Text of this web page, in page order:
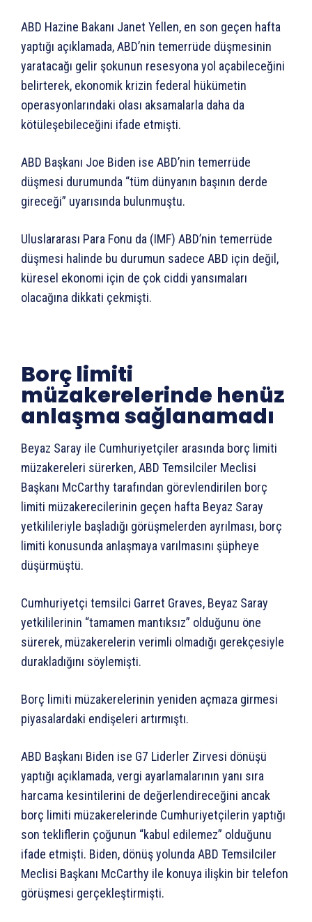
ABD Hazine Bakanı Janet Yellen, en son geçen hafta
yaptığı açıklamada, ABD’nin temerrüde düşmesinin
yaratacağı gelir şokunun resesyona yol açabileceğini
belirterek, ekonomik krizin federal hükümetin
operasyonlarındaki olası aksamalarla daha da
kötüleşebileceğini ifade etmişti.
ABD Başkanı Joe Biden ise ABD’nin temerrüde
düşmesi durumunda “tüm dünyanın başının derde
gireceği” uyarısında bulunmuştu.
Uluslararası Para Fonu da (IMF) ABD’nin temerrüde
düşmesi halinde bu durumun sadece ABD için değil,
küresel ekonomi için de çok ciddi yansımaları
olacağına dikkati çekmişti.
Borç limiti
müzakerelerinde henüz
anlaşma sağlanamadı
Beyaz Saray ile Cumhuriyetçiler arasında borç limiti
müzakereleri sürerken, ABD Temsilciler Meclisi
Başkanı McCarthy tarafından görevlendirilen borç
limiti müzakerecilerinin geçen hafta Beyaz Saray
yetkilileriyle başladığı görüşmelerden ayrılması, borç
limiti konusunda anlaşmaya varılmasını şüpheye
düşürmüştü.
Cumhuriyetçi temsilci Garret Graves, Beyaz Saray
yetkililerinin “tamamen mantıksız” olduğunu öne
sürerek, müzakerelerin verimli olmadığı gerekçesiyle
durakladığını söylemişti.
Borç limiti müzakerelerinin yeniden açmaza girmesi
piyasalardaki endişeleri artırmıştı.
ABD Başkanı Biden ise G7 Liderler Zirvesi dönüşü
yaptığı açıklamada, vergi ayarlamalarının yanı sıra
harcama kesintilerini de değerlendireceğini ancak
borç limiti müzakerelerinde Cumhuriyetçilerin yaptığı
son tekliflerin çoğunun “kabul edilemez” olduğunu
ifade etmişti. Biden, dönüş yolunda ABD Temsilciler
Meclisi Başkanı McCarthy ile konuya ilişkin bir telefon
görüşmesi gerçekleştirmişti.